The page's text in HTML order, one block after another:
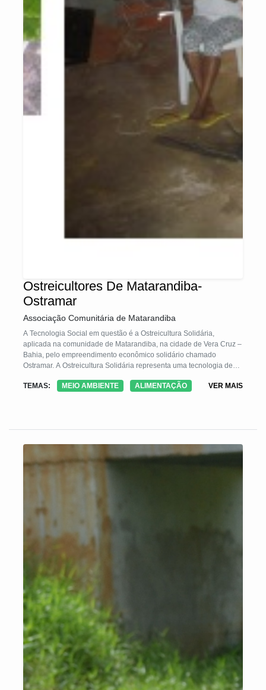
Ostreicultores De Matarandiba-
Ostramar
Associação Comunitária de Matarandiba
A Tecnologia Social em questão é a Ostreicultura Solidária,
aplicada na comunidade de Matarandiba, na cidade de Vera Cruz –
Bahia, pelo empreendimento econômico solidário chamado
Ostramar. A Ostreicultura Solidária representa uma tecnologia de
e também um método de produção associada baseada na gestão
atingirem o tamanho adequado para comercialização. Esta
TEMAS: MEIO AMBIENTE ALIMENTAÇÃO VER MAIS